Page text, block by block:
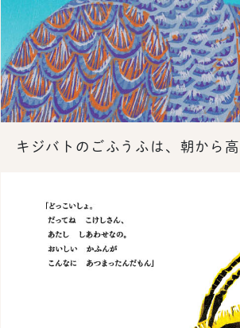
キジバトのごふうふは、朝から高